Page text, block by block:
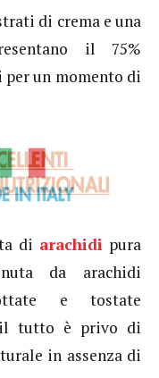
di crema e una
il 75%
un momento di
di arachidi pura
da arachidi
e tostate
il tutto è privo di
in assenza di